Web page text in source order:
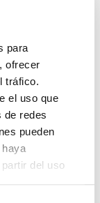
para
ofrecer
tráfico.
el uso que
de redes
pueden
del uso